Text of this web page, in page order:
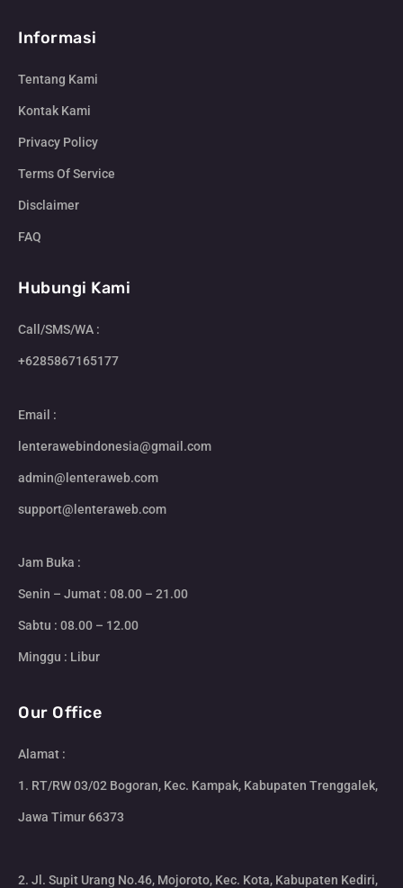
Informasi
Tentang Kami
Kontak Kami
Privacy Policy
Terms Of Service
Disclaimer
FAQ
Hubungi Kami
Call/SMS/WA :
+6285867165177
Email :
lenterawebindonesia@gmail.com
admin@lenteraweb.com
support@lenteraweb.com
Jam Buka :
Senin – Jumat : 08.00 – 21.00
Sabtu : 08.00 – 12.00
Minggu : Libur
Our Office
Alamat :
1. RT/RW 03/02 Bogoran, Kec. Kampak, Kabupaten Trenggalek,
Jawa Timur 66373
2. Jl. Supit Urang No.46, Mojoroto, Kec. Kota, Kabupaten Kediri,